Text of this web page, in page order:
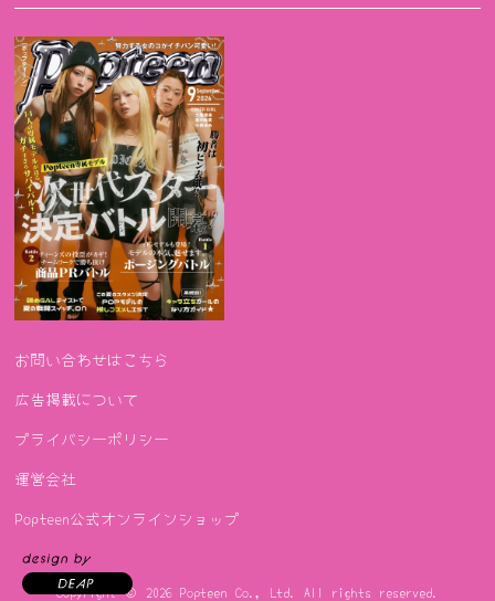
お問い合わせはこちら
広告掲載について
プライバシーポリシー
運営会社
Popteen公式オンラインショップ
Copyright © 2026 Popteen Co., Ltd. All rights reserved.